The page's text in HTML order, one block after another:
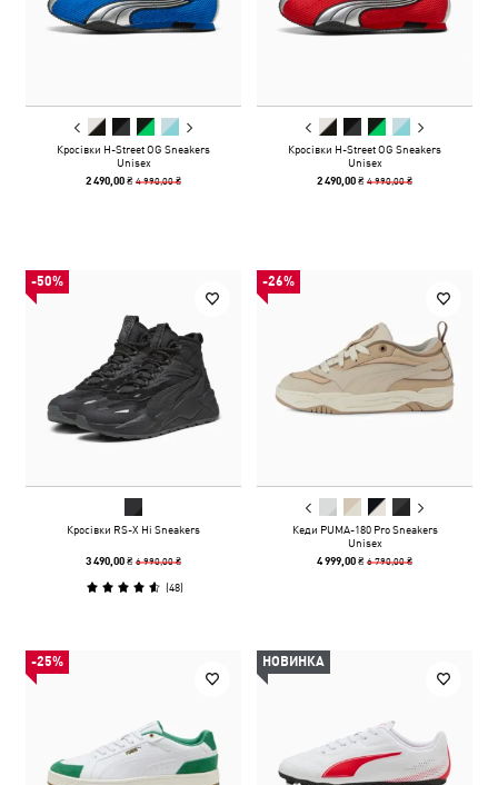
Кросівки H-Street OG Sneakers
Unisex
2 490,00 ₴4 990,00 ₴
Кросівки H-Street OG Sneakers
Unisex
2 490,00 ₴4 990,00 ₴
-50%
Кросівки RS-X Hi Sneakers
3 490,00 ₴6 990,00 ₴
(48)
-26%
Кеди PUMA-180 Pro Sneakers
Unisex
4 999,00 ₴6 790,00 ₴
-25% НОВИНКА